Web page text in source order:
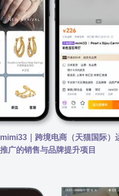
mimi33｜跨境电商（天猫国际
推广的销售与品牌提升项目